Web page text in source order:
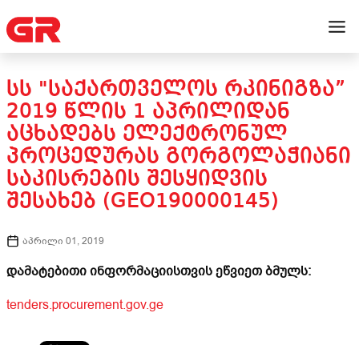
ᲡᲡ "ᲡᲐᲥᲐᲠᲗᲕᲔᲚᲝᲡ ᲠᲙᲘᲜᲘᲒᲖᲐ”
2019 ᲬᲚᲘᲡ 1 ᲐᲞᲠᲘᲚᲘᲓᲐᲜ
ᲐᲪᲮᲐᲓᲔᲑᲡ ᲔᲚᲔᲥᲢᲠᲝᲜᲣᲚ
ᲞᲠᲝᲪᲔᲓᲣᲠᲐᲡ ᲒᲝᲠᲒᲝᲚᲐᲭᲘᲐᲜᲘ
ᲡᲐᲙᲘᲡᲠᲔᲑᲘᲡ ᲨᲔᲡᲧᲘᲓᲕᲘᲡ
ᲨᲔᲡᲐᲮᲔᲑ (GEO190000145)
აპრილი 01, 2019
დამატებითი ინფორმაციისთვის ეწვიეთ ბმულს:
tenders.procurement.gov.ge